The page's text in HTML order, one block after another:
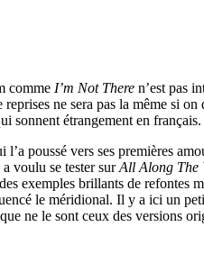
comme I’m Not There n’est pas
ne sera pas la même si
sonnent étrangement en français.
poussé vers ses premières
voulu se tester surAll Along The
exemples brillants de refontes
le méridional. Il y a ici un
ne le sont ceux des versions